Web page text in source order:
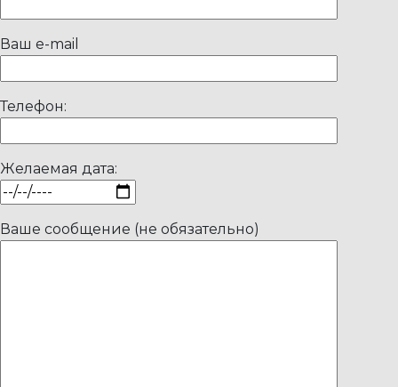
Ваш e-mail
Телефон:
Желаемая дата:
Ваше сообщение (не обязательно)